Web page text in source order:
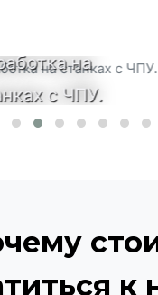
металла,
фанеры.
к